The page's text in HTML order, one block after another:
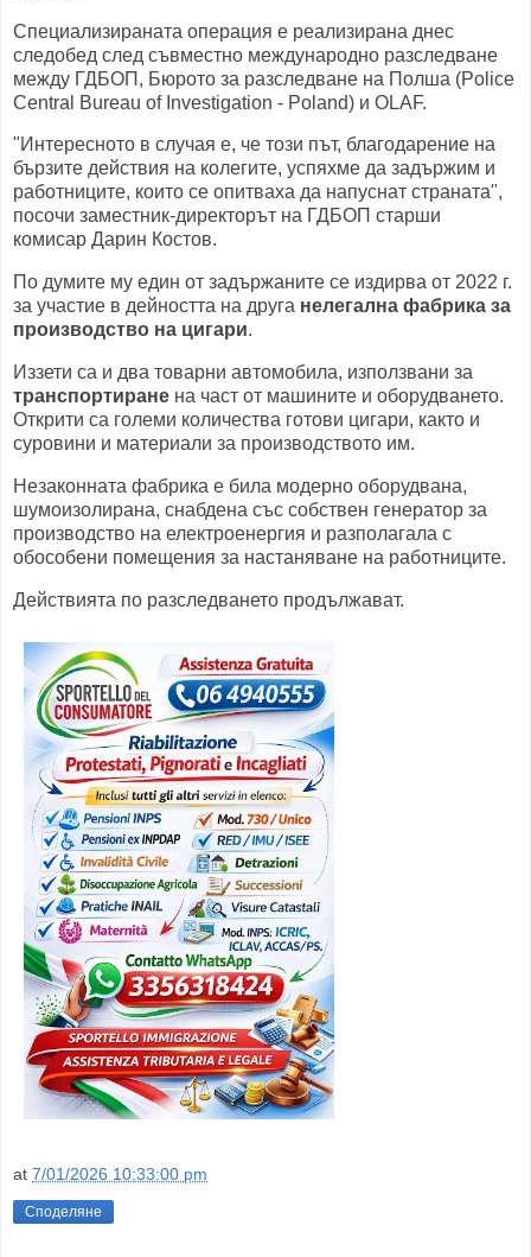
Специализираната операция е реализирана днес
следобед след съвместно международно разследване
между ГДБОП, Бюрото за разследване на Полша (Police
Central Bureau of Investigation - Poland) и OLAF.
"Интересното в случая е, че този път, благодарение на
бързите действия на колегите, успяхме да задържим и
работниците, които се опитваха да напуснат страната",
посочи заместник-директорът на ГДБОП старши
комисар Дарин Костов.
По думите му един от задържаните се издирва от 2022 г.
за участие в дейността на друга нелегална фабрика за
производство на цигари.
Иззети са и два товарни автомобила, използвани за
транспортиране на част от машините и оборудването.
Открити са големи количества готови цигари, както и
суровини и материали за производството им.
Незаконната фабрика е била модерно оборудвана,
шумоизолирана, снабдена със собствен генератор за
производство на електроенергия и разполагала с
обособени помещения за настаняване на работниците.
Действията по разследването продължават.
at 7/01/2026 10:33:00 pm
Споделяне